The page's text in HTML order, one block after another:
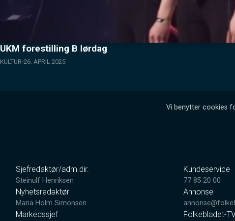
UKM forestilling B lørdag
KULTUR 26. APRIL 2025
Vi benytter cookies
Sjefredaktør/adm.dir.
Steinulf Henriksen
Nyhetsredaktør
Maria Holm Simonsen
Markedssjef
Kundeservice
77 85 20 00
Annonse
Folkebladet-